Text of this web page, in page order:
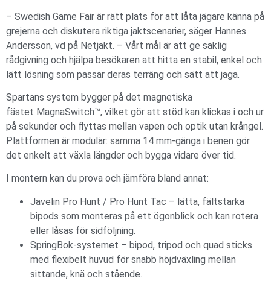
– Swedish Game Fair är rätt plats för att låta jägare känna på
grejerna och diskutera riktiga jaktscenarier, säger Hannes
Andersson, vd på Netjakt. – Vårt mål är att ge saklig
rådgivning och hjälpa besökaren att hitta en stabil, enkel och
lätt lösning som passar deras terräng och sätt att jaga.
Spartans system bygger på det magnetiska
fästet MagnaSwitch™, vilket gör att stöd kan klickas i och ur
på sekunder och flyttas mellan vapen och optik utan krångel.
Plattformen är modulär: samma 14 mm-gänga i benen gör
det enkelt att växla längder och bygga vidare över tid.
I montern kan du prova och jämföra bland annat:
Javelin Pro Hunt / Pro Hunt Tac – lätta, fältstarka
bipods som monteras på ett ögonblick och kan rotera
eller låsas för sidföljning.
SpringBok-systemet – bipod, tripod och quad sticks
med flexibelt huvud för snabb höjdväxling mellan
sittande, knä och stående.